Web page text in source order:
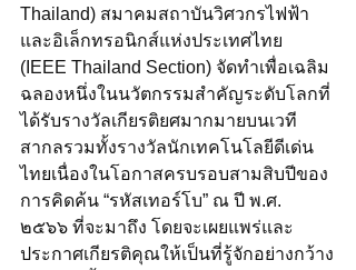
Thailand) สมาคมสถาบันวิศวกรไฟฟ้า
และอิเล็กทรอนิกส์แห่งประเทศไทย
(IEEE Thailand Section) จัดทำเพื่อเฉลิม
ฉลองหนึ่งในนวัตกรรมสำคัญระดับโลกที่
ได้รับรางวัลเกียรติยศมากมายบนเวที
สากลรวมทั้งรางวัลนักเทคโนโลยีดีเด่น
ไทยเนื่องในโอกาสครบรอบสามสิบปีของ
การคิดค้น “รหัสเทอร์โบ” ณ ปี พ.ศ.
๒๕๖๖ ที่จะมาถึง โดยจะเผยแพร่และ
ประกาศเกียรติคุณให้เป็นที่รู้จักอย่างกว้าง